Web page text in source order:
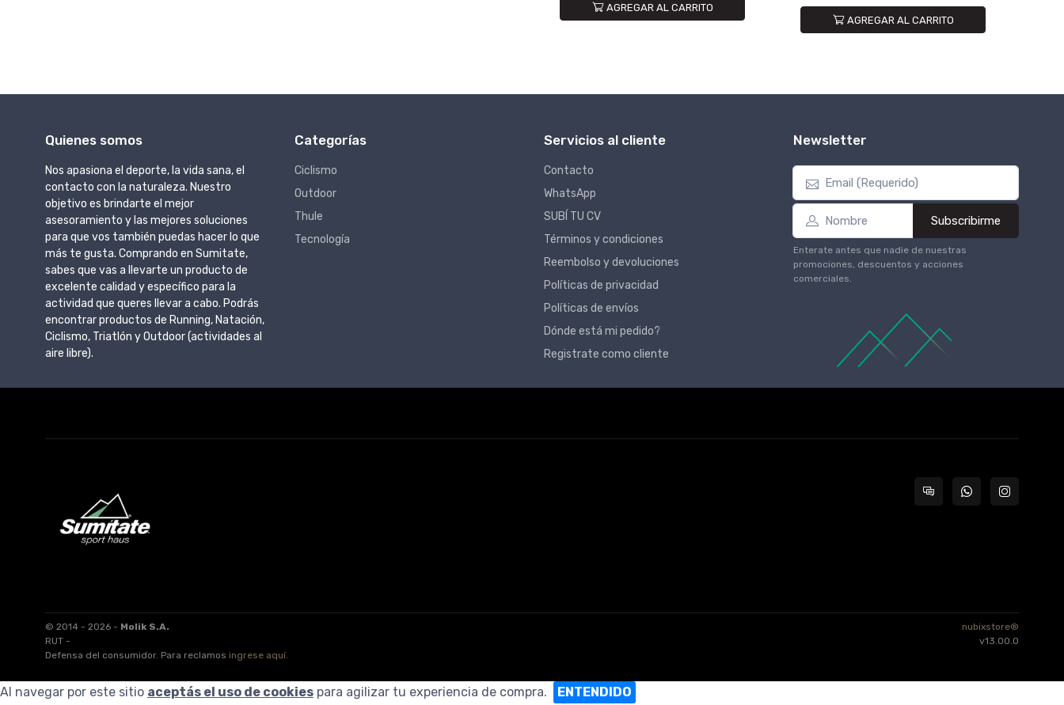
AGREGAR AL CARRITO
AGREGAR AL CARRITO
Quienes somos
Nos apasiona el deporte, la vida sana, el
contacto con la naturaleza. Nuestro
objetivo es brindarte el mejor
asesoramiento y las mejores soluciones
para que vos también puedas hacer lo que
más te gusta. Comprando en Sumitate,
sabes que vas a llevarte un producto de
excelente calidad y específico para la
actividad que queres llevar a cabo. Podrás
encontrar productos de Running, Natación,
Ciclismo, Triatlón y Outdoor (actividades al
aire libre).
Categorías
Ciclismo
Outdoor
Thule
Tecnología
Servicios al cliente
Contacto
WhatsApp
SUBÍ TU CV
Términos y condiciones
Reembolso y devoluciones
Políticas de privacidad
Políticas de envíos
Dónde está mi pedido?
Registrate como cliente
Newsletter
Subscribirme
Enterate antes que nadie de nuestras
promociones, descuentos y acciones
comerciales.
© 2014 - 2026 - Molik S.A.
RUT -
Defensa del consumidor. Para reclamos ingrese aquí.
nubixstore®
v13.00.0
Al navegar por este sitio aceptás el uso de cookies para agilizar tu experiencia de compra. ENTENDIDO